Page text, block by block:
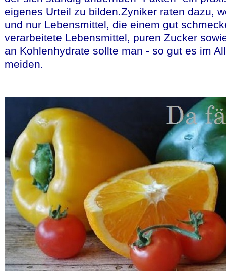
eigenes Urteil zu bilden.Zyniker raten dazu,
und nur Lebensmittel, die einem gut
verarbeitete Lebensmittel, puren Zucker
an Kohlenhydrate sollte man - so gut es im
meiden.